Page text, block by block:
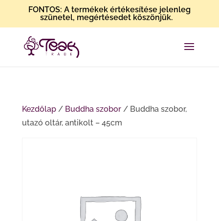
FONTOS: A termékek értékesítése jelenleg
szünetel, megértésedet köszönjük.
Kezdőlap/ Buddha szobor/ Buddha szobor,
utazó oltár, antikolt – 45cm